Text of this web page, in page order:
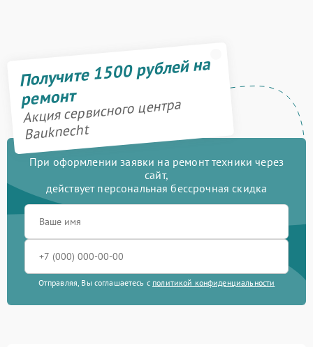
Получите 1500 рублей на
ремонт
Акция сервисного центра
Bauknecht
При оформлении заявки на ремонт техники через
сайт,
действует персональная бессрочная скидка
Отправляя, Вы соглашаетесь с политикой конфиденциальности